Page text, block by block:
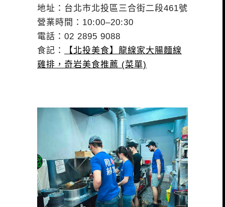
地址：台北市北投區三合街二段461號
營業時間：10:00–20:30
電話：02 2895 9088
食記：
【北投美食】龍線家大腸麵線
雞排，奇岩美食推薦 (菜單)